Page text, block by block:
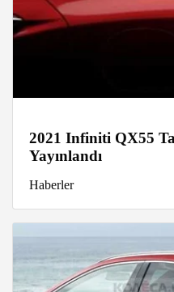
2021 Infiniti QX55
Yayınlandı
Haberler